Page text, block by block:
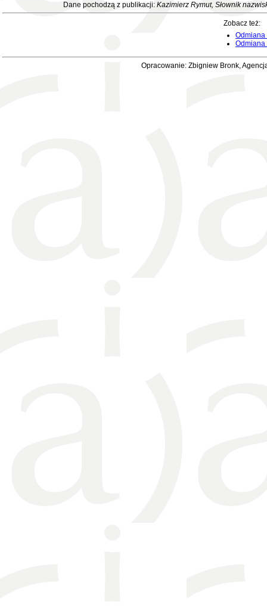
Dane pochodzą z publikacji: Kazimierz Rymut, Słownik
Zobacz też:
Odmiana
Opracowanie: Zbigniew Bronk,